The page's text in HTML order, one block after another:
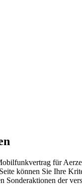
für
können Sie Ihre
Sonderaktionen der